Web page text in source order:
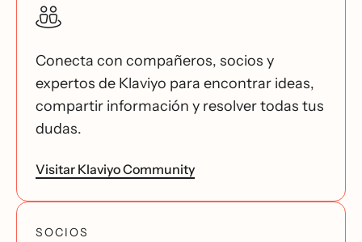
Conecta con compañeros, socios y
expertos de Klaviyo para encontrar ideas,
compartir información y resolver todas tus
dudas.
Visitar Klaviyo Community
SOCIOS